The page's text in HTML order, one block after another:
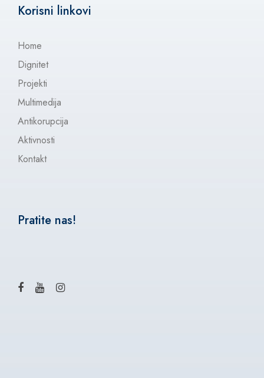
Korisni linkovi
Home
Dignitet
Projekti
Multimedija
Antikorupcija
Aktivnosti
Kontakt
Pratite nas!